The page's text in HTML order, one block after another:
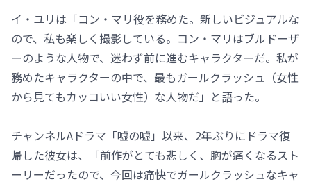
イ・ユリは「コン・マリ役を務めた。新しいビジュアルな
ので、私も楽しく撮影している。コン・マリはブルドーザ
ーのような人物で、迷わず前に進むキャラクターだ。私が
務めたキャラクターの中で、最もガールクラッシュ（女性
から見てもカッコいい女性）な人物だ」と語った。
チャンネルAドラマ「嘘の嘘」以来、2年ぶりにドラマ復
帰した彼女は、「前作がとても悲しく、胸が痛くなるスト
ーリーだったので、今回は痛快でガールクラッシュなキャ